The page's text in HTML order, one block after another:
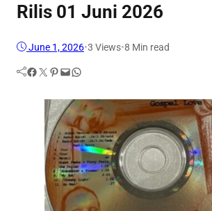
Rilis 01 Juni 2026
June 1, 2026•3 Views•8 Min read
Facebook Twitter Pinterest Mail WhatsApp